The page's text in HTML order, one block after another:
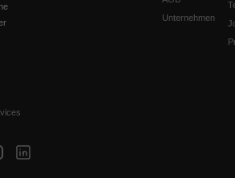
Unternehmen